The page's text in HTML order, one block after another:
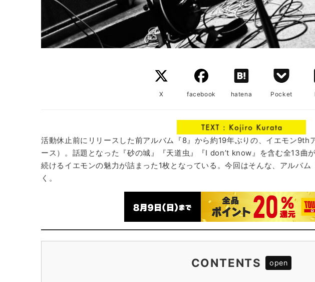
X facebook hatena Pocket
活動休止前にリリースした前アルバム『8』から約19年ぶりの、イエモン9th
ース）。話題となった『砂の城』『天道虫』『I don’t know』を含む全13曲
続けるイエモンの魅力が詰まった1枚となっている。今回はそんな、アルバ
く。
CONTENTS